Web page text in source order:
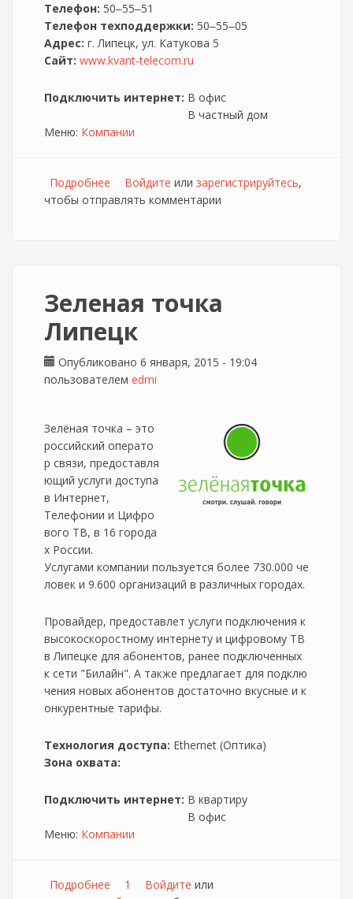
Телефон: 50‒55‒51
Телефон техподдержки: 50‒55‒05
Адрес: г. Липецк, ул. Катукова 5
Сайт: www.kvant-telecom.ru
Подключить интернет: В офис
В частный дом
Меню: Компании
Подробнее о Квант-Телеком
Войдите или зарегистрируйтесь,
чтобы отправлять комментарии
Зеленая точка
Липецк
Опубликовано 6 января, 2015 - 19:04
пользователем edmi
Зелёная точка – это
российский операто
р связи, предоставля
ющий услуги доступа
в Интернет,
Телефонии и Цифро
вого ТВ, в 16 города
х России.
Услугами компании пользуется более 730.000 че
ловек и 9.600 организаций в различных городах.
Провайдер, предоставлет услуги подключения к
высокоскоростному интернету и цифровому ТВ
в Липецке для абонентов, ранее подключенных
к сети "Билайн". А также предлагает для подклю
чения новых абонентов достаточно вкусные и к
онкурентные тарифы.
Технология доступа: Ethernet (Оптика)
Зона охвата:
Подключить интернет: В квартиру
В офис
Меню: Компании
Подробнее о Зеленая точка Липецк
1 Войдите или